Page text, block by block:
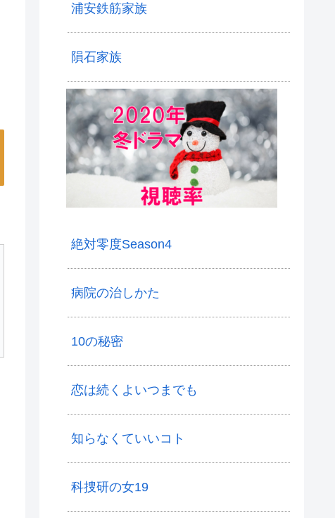
浦安鉄筋家族
隕石家族
絶対零度Season4
病院の治しかた
10の秘密
恋は続くよいつまでも
知らなくていいコト
科捜研の女19